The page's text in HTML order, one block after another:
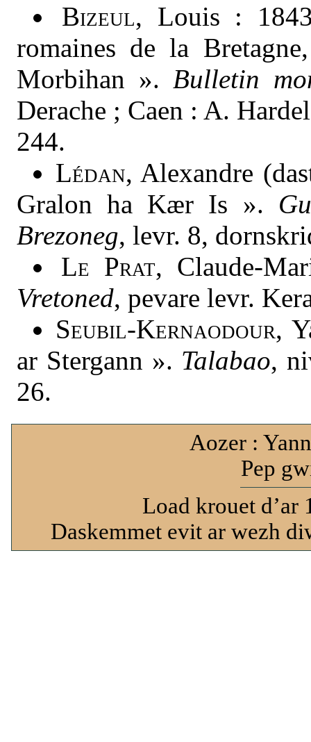
Bizeul, Louis :
romaines de la
Morbihan ». Bulletin
Derache ; Caen : A.
244.
Lédan, Alexandre
Gralon ha Kær Is ».
Brezoneg, levr. 8,
Le Prat, Claude-
Vretoned, pevare levr.
Seubil-Kernaodour,
ar Stergann ». Talabao,
26.
Aozer :
Pep
Load krouet d’ar
Daskemmet evit ar wezh